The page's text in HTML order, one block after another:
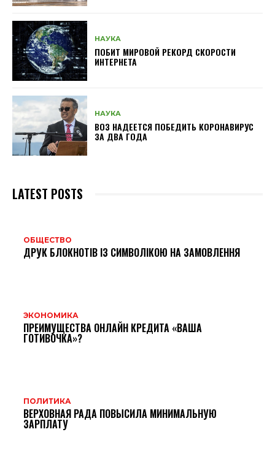
НАУКА
ПОБИТ МИРОВОЙ РЕКОРД СКОРОСТИ
ИНТЕРНЕТА
НАУКА
ВОЗ НАДЕЕТСЯ ПОБЕДИТЬ КОРОНАВИРУС
ЗА ДВА ГОДА
LATEST POSTS
ОБЩЕСТВО
ДРУК БЛОКНОТІВ ІЗ СИМВОЛІКОЮ НА ЗАМОВЛЕННЯ
ЭКОНОМИКА
ПРЕИМУЩЕСТВА ОНЛАЙН КРЕДИТА «ВАША
ГОТИВОЧКА»?
ПОЛИТИКА
ВЕРХОВНАЯ РАДА ПОВЫСИЛА МИНИМАЛЬНУЮ
ЗАРПЛАТУ